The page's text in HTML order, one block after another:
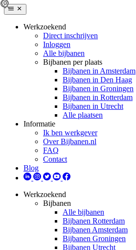
Werkzoekend
Direct inschrijven
Inloggen
Alle bijbanen
Bijbanen per plaats
Bijbanen in Amsterdam
Bijbanen in Den Haag
Bijbanen in Groningen
Bijbanen in Rotterdam
Bijbanen in Utrecht
Alle plaatsen
Informatie
Ik ben werkgever
Over Bijbanen.nl
FAQ
Contact
Blog
Werkzoekend
Bijbanen
Alle bijbanen
Bijbanen Rotterdam
Bijbanen Amsterdam
Bijbanen Groningen
Bijbanen Utrecht